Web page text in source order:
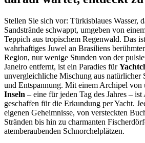
Stellen Sie sich vor: Türkisblaues Wasser,
Sandstrände schwappt, umgeben von
Teppich aus tropischem Regenwald. Das
wahrhaftiges Juwel an Brasiliens berühmter
Region, nur wenige Stunden von der
Janeiro entfernt, ist ein Paradies für
unvergleichliche Mischung aus natürlicher
und Entspannung. Mit einem Archipel von
Inseln – eine für jeden Tag des Jahres –
geschaffen für die Erkundung per Yacht.
eigenen Geheimnisse, von versteckten
Stränden bis hin zu charmanten
atemberaubenden Schnorchelplätzen.